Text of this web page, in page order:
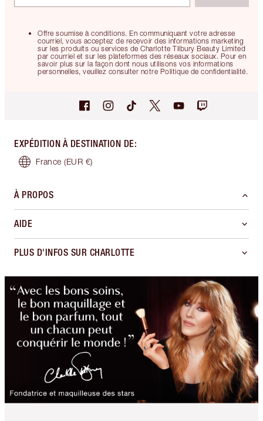
Offre soumise à conditions. En communiquant votre adresse
courriel, vous acceptez de recevoir des informations marketing
sur les produits ou services de Charlotte Tilbury Beauty Limited
par courriel et sur les plateformes des réseaux sociaux. Pour en
savoir plus sur la façon dont nous utilisons vos informations
personnelles, veuillez consulter notre Politique de confidentialité.
EXPÉDITION À DESTINATION DE:
France (EUR €)
À PROPOS
AIDE
PLUS D'INFOS SUR CHARLOTTE